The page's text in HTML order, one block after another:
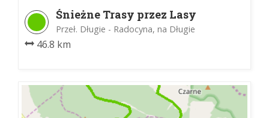
Śnieżne Trasy przez Lasy
Okrężna Trasa Główna
Przeł. Długie - Radocyna, na Długie
46.8 km